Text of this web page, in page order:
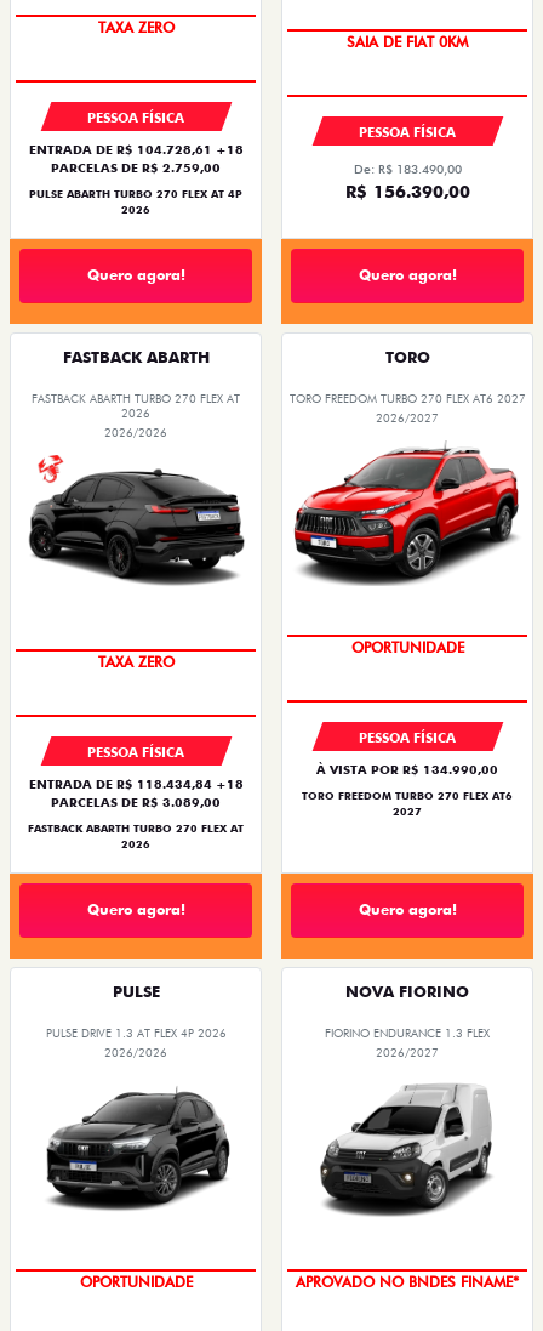
TAXA ZERO
PESSOA FÍSICA
ENTRADA DE R$ 104.728,61 +18
PARCELAS DE R$ 2.759,00
PULSE ABARTH TURBO 270 FLEX AT 4P
2026
Quero agora!
SAIA DE FIAT 0KM
PESSOA FÍSICA
De: R$ 183.490,00
R$ 156.390,00
Quero agora!
FASTBACK ABARTH
FASTBACK ABARTH TURBO 270 FLEX AT
2026
2026/2026
TAXA ZERO
PESSOA FÍSICA
ENTRADA DE R$ 118.434,84 +18
PARCELAS DE R$ 3.089,00
FASTBACK ABARTH TURBO 270 FLEX AT
2026
Quero agora!
TORO
TORO FREEDOM TURBO 270 FLEX AT6 2027
2026/2027
OPORTUNIDADE
PESSOA FÍSICA
À VISTA POR R$ 134.990,00
TORO FREEDOM TURBO 270 FLEX AT6
2027
Quero agora!
PULSE
PULSE DRIVE 1.3 AT FLEX 4P 2026
2026/2026
OPORTUNIDADE
NOVA FIORINO
FIORINO ENDURANCE 1.3 FLEX
2026/2027
APROVADO NO BNDES FINAME*